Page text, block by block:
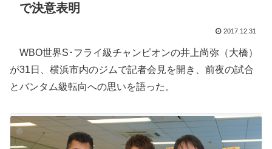
で決意表明
2017.12.31
WBO世界S･フライ級チャンピオンの井上尚弥（大橋）
が31日、横浜市内のジムで記者会見を開き、前夜の試合
とバンタム級転向への思いを語った。